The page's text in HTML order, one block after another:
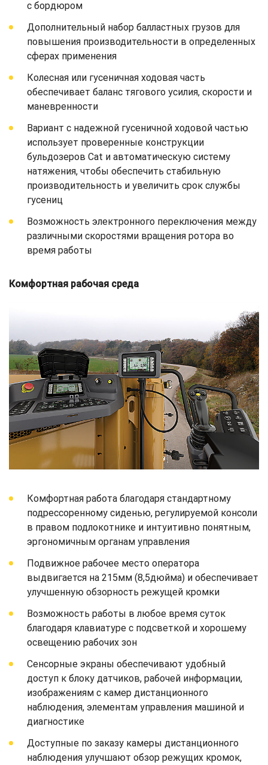
с бордюром
Дополнительный набор балластных грузов для
повышения производительности в определенных
сферах применения
Колесная или гусеничная ходовая часть
обеспечивает баланс тягового усилия, скорости и
маневренности
Вариант с надежной гусеничной ходовой частью
использует проверенные конструкции
бульдозеров Cat и автоматическую систему
натяжения, чтобы обеспечить стабильную
производительность и увеличить срок службы
гусениц
Возможность электронного переключения между
различными скоростями вращения ротора во
время работы
Комфортная рабочая среда
Комфортная работа благодаря стандартному
подрессоренному сиденью, регулируемой консоли
в правом подлокотнике и интуитивно понятным,
эргономичным органам управления
Подвижное рабочее место оператора
выдвигается на 215мм (8,5дюйма) и обеспечивает
улучшенную обзорность режущей кромки
Возможность работы в любое время суток
благодаря клавиатуре с подсветкой и хорошему
освещению рабочих зон
Сенсорные экраны обеспечивают удобный
доступ к блоку датчиков, рабочей информации,
изображениям с камер дистанционного
наблюдения, элементам управления машиной и
диагностике
Доступные по заказу камеры дистанционного
наблюдения улучшают обзор режущих кромок,